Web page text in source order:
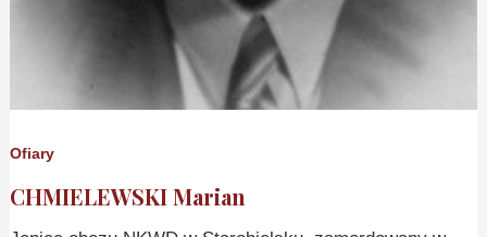
Ofiary
CHMIELEWSKI Marian